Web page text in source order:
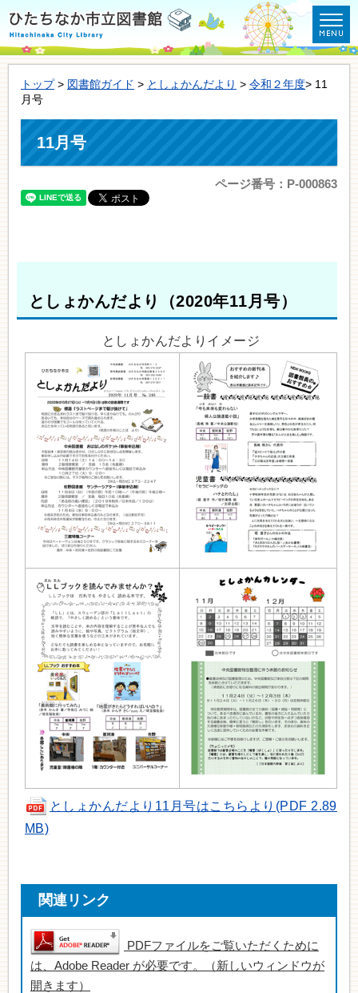
トップ> 図書館ガイド > としょかんだより > 令和２年度> 11
月号
11月号
ページ番号：P-000863
としょかんだより（2020年11月号）
としょかんだよりイメージ
としょかんだより11月号はこちらより(PDF 2.89
MB)
関連リンク
PDFファイルをご覧いただくために
は、Adobe Reader が必要です。（新しいウィンドウが
開きます）